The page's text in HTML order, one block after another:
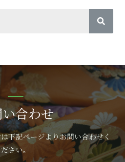
合わせ
下記ページよりお問い合わせく
ださい。